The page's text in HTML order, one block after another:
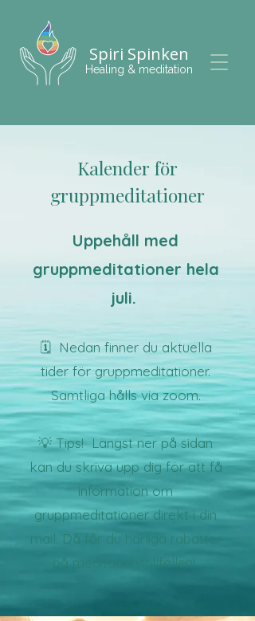
Spiri Spinken
Healing & meditation
Kalender för
gruppmeditationer
Uppehåll med
gruppmeditationer hela
juli.
🗓️ Nedan finner du aktuella
tider för gruppmeditationer.
Samtliga hålls via zoom.
💡 Tips! Längst ner på sidan
kan du skriva upp dig för att få
information om
gruppmeditationer direkt i din
mail. Då får du härliga rabatter
på meditationstillfällen!